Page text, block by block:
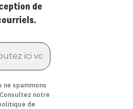
de
ne spammons
notre
de